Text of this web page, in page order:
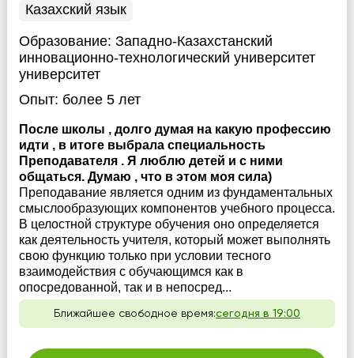
Казахский язык
Образование: Западно-Казахстанский
инновационно-технологический университет
университет
Опыт: более 5 лет
После школы , долго думая на какую профессию
идти , в итоге выбрала специальность
Преподавателя . Я люблю детей и с ними
общаться. Думаю , что в этом моя сила)
Преподавание является одним из фундаментальных
смыслообразующих компонентов учебного процесса.
В целостной структуре обучения оно определяется
как деятельность учителя, который может выполнять
свою функцию только при условии тесного
взаимодействия с обучающимся как в
опосредованной, так и в непосред...
Ближайшее свободное время:сегодня в 19:00